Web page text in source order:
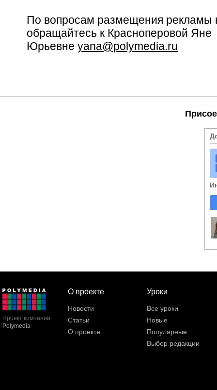
По вопросам размещения рекламы
обращайтесь к Красноперовой Яне
Юрьевне yana@polymedia.ru
Проект компании
Polymedia
О проекте
Новости
Статьи
О проекте
Уроки
Все уроки
Новые
Популярные
Выбор редакции